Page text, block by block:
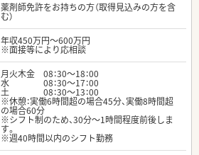
薬剤師免許をお持ちの方（取得見込みの方を含
む）
年収450万円～600万円
※面接等により応相談
月火木金 08：30～18：00
水 08：30～17：00
土 08：30～13：00
※休憩：実働6時間超の場合45分、実働8時間超
の場合60分
※シフト制のため、30分～1時間程度前後しま
す。
※週40時間以内のシフト勤務